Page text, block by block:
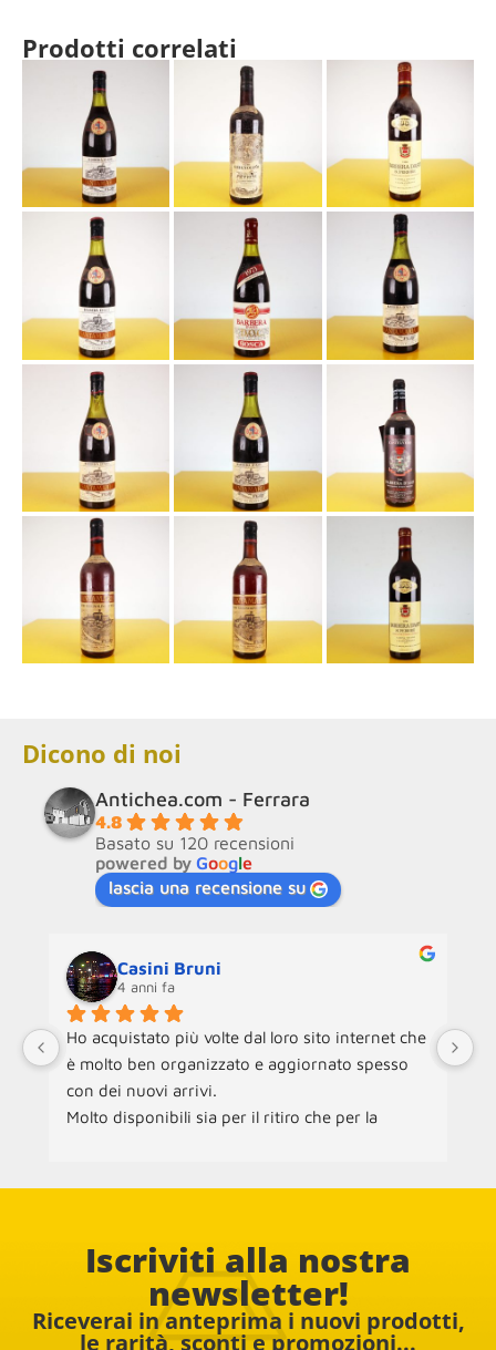
Prodotti correlati
Dicono di noi
Antichea.com - Ferrara
4.8
Basato su 120 recensioni
powered by Google
lascia una recensione su
Casini Bruni
4 anni fa
Ho acquistato più volte dal loro sito internet che
è molto ben organizzato e aggiornato spesso
con dei nuovi arrivi.
Molto disponibili sia per il ritiro che per la
Iscriviti alla nostra
newsletter!
Riceverai in anteprima i nuovi prodotti,
le rarità, sconti e promozioni...